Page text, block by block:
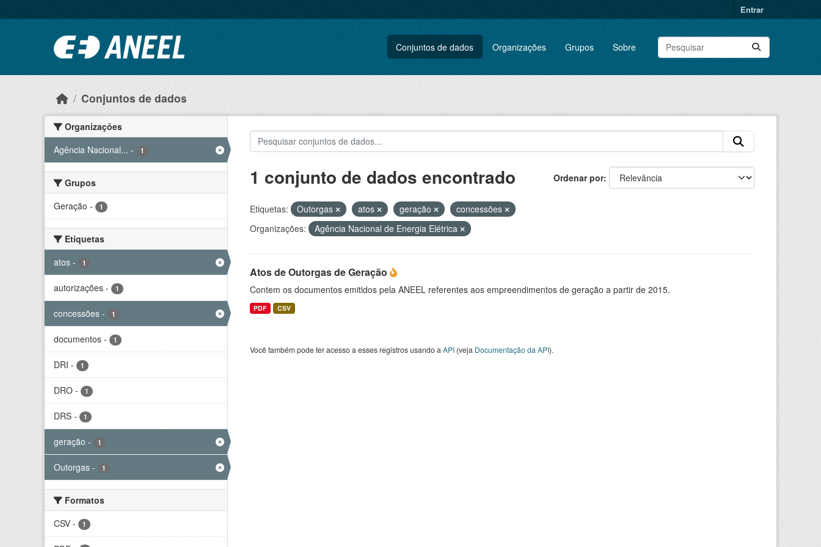
Entrar
Conjuntos de dados Organizações Grupos Sobre
Conjuntos de dados
Organizações
Agência Nacional... - 1
Grupos
Geração - 1
Etiquetas
atos - 1
autorizações - 1
concessões - 1
documentos - 1
DRI - 1
DRO - 1
DRS - 1
geração - 1
Outorgas - 1
Formatos
CSV - 1
Ordenar por
1 conjunto de dados encontrado
Etiquetas: Outorgas atos geração
concessões
Organizações:
Agência Nacional de Energia Elétrica
Atos de Outorgas de Geração
Contem os documentos emitidos pela ANEEL referentes aos empreendimentos de geração a partir de 2015.
PDF CSV
Você também pode ter acesso a esses registros usando a API(veja Documentação da API).